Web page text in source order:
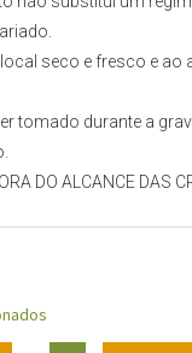
seco e fresco e ao
tomado durante a
DO ALCANCE DAS